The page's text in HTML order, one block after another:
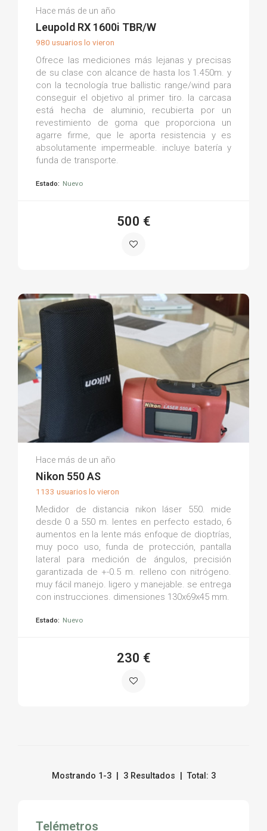
Pedro Rafael D.
(0)
Hace más de un año
Leupold RX 1600i TBR/W
980 usuarios lo vieron
Ofrece las mediciones más lejanas y precisas
de su clase con alcance de hasta los 1.450m. y
con la tecnología true ballistic range/wind para
conseguir el objetivo al primer tiro. la carcasa
está hecha de aluminio, recubierta por un
revestimiento de goma que proporciona un
agarre firme, que le aporta resistencia y es
absolutamente impermeable. incluye batería y
funda de transporte.
Estado: Nuevo
500 €
Francisco Javier S.
Hace más de un año
Nikon 550 AS
1133 usuarios lo vieron
Medidor de distancia nikon láser 550. mide
desde 0 a 550 m. lentes en perfecto estado, 6
aumentos en la lente más enfoque de dioptrías,
muy poco uso, funda de protección, pantalla
lateral para medición de ángulos, precisión
garantizada de +-0.5 m. relleno con nitrógeno.
muy fácil manejo. ligero y manejable. se entrega
con instrucciones. dimensiones 130x69x45 mm.
Estado: Nuevo
230 €
Mostrando 1-3 | 3 Resultados | Total: 3
Telémetros